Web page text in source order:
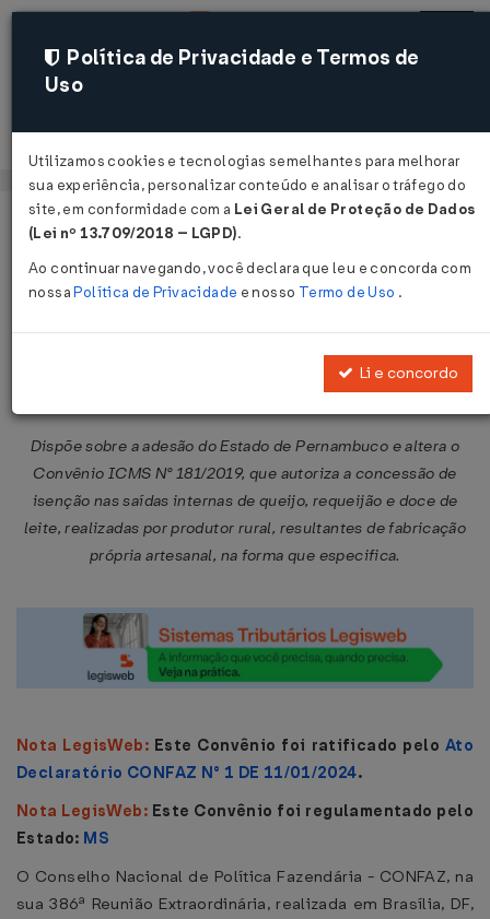
Acessar
Página Inicial Legislações
Convênio ICMS Nº 224 DE
Dispõe sobre a adesão do Estado de Pernambuco e altera o
Convênio ICMS N° 181/2019, que autoriza a concessão de
isenção nas saídas internas de queijo, requeijão e doce de
leite, realizadas por produtor rural, resultantes de fabricação
própria artesanal, na forma que especifica.
Nota LegisWeb: Este Convênio foi ratificado pelo Ato
Declaratório CONFAZ N° 1 DE 11/01/2024.
Nota LegisWeb: Este Convênio foi regulamentado pelo
Estado: MS
O Conselho Nacional de Política Fazendária - CONFAZ, na
sua 386ª Reunião Extraordinária, realizada em Brasília, DF,
Política de Privacidade e Termos de
Uso
Utilizamos cookies e tecnologias semelhantes para melhorar
sua experiência, personalizar conteúdo e analisar o tráfego do
site, em conformidade com a Lei Geral de Proteção de Dados
(Lei nº 13.709/2018 – LGPD).
Ao continuar navegando, você declara que leu e concorda com
nossaPolítica de Privacidade e nosso Termo de Uso .
Li e concordo